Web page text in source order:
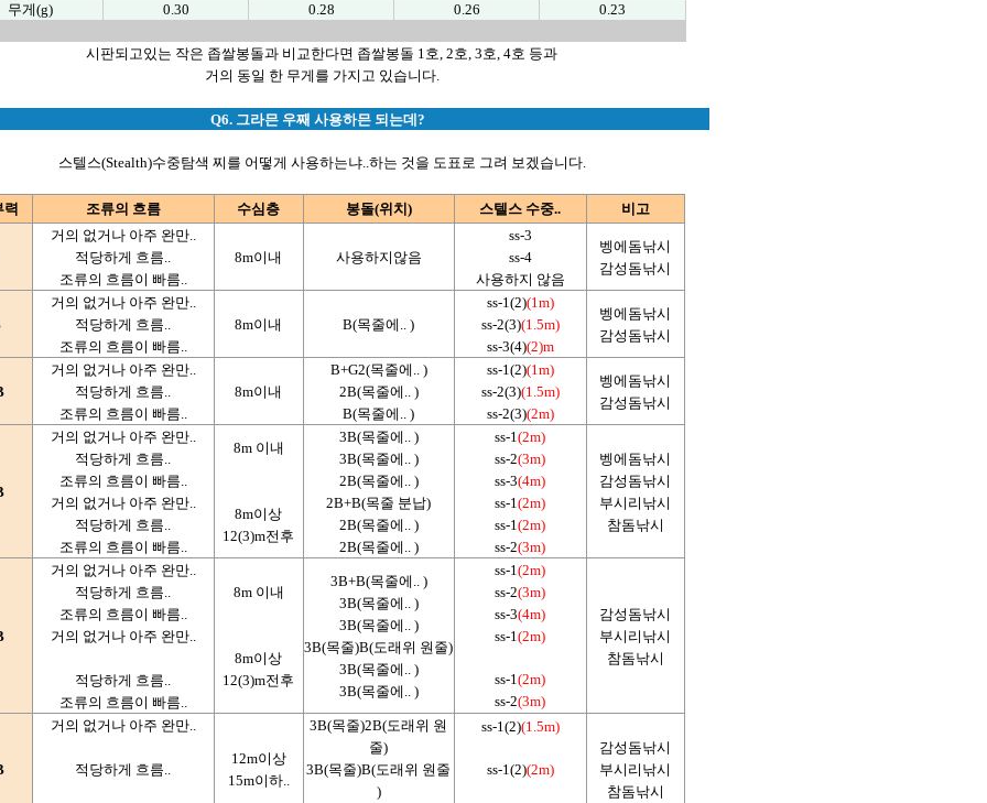
무게(g)
0.30 0.28 0.26 0.23
시판되고있는 작은 좁쌀봉돌과 비교한다면 좁쌀봉돌 1호, 2호, 3호, 4호 등과
거의 동일 한 무게를 가지고 있습니다.
Q6. 그라믄 우째 사용하믄 되는데?
스텔스(Stealth)수중탐색 찌를 어떻게 사용하는냐..하는 것을 도표로 그려 보겠습니다.
력 조류의 흐름 수심층 봉돌(위치) 스텔스 수중.. 비고
거의 없거나 아주 완만..
적당하게 흐름..
조류의 흐름이 빠름..
8m이내 사용하지않음
ss-3
ss-4
사용하지 않음
벵에돔낚시
감성돔낚시
거의 없거나 아주 완만..
적당하게 흐름..
조류의 흐름이 빠름..
8m이내 B(목줄에.. )
ss-1(2)(1m)
ss-2(3)(1.5m)
ss-3(4)(2)m
벵에돔낚시
감성돔낚시
거의 없거나 아주 완만..
적당하게 흐름..
조류의 흐름이 빠름..
8m이내
B+G2(목줄에.. )
2B(목줄에.. )
B(목줄에.. )
ss-1(2)(1m)
ss-2(3)(1.5m)
ss-2(3)(2m)
벵에돔낚시
감성돔낚시
거의 없거나 아주 완만..
적당하게 흐름..
조류의 흐름이 빠름..
거의 없거나 아주 완만..
적당하게 흐름..
조류의 흐름이 빠름..
8m 이내
8m이상
12(3)m전후
3B(목줄에.. )
3B(목줄에.. )
2B(목줄에.. )
2B+B(목줄 분납)
2B(목줄에.. )
2B(목줄에.. )
ss-1(2m)
ss-2(3m)
ss-3(4m)
ss-1(2m)
ss-1(2m)
ss-2(3m)
벵에돔낚시
감성돔낚시
부시리낚시
참돔낚시
거의 없거나 아주 완만..
적당하게 흐름..
조류의 흐름이 빠름..
거의 없거나 아주 완만..
적당하게 흐름..
조류의 흐름이 빠름..
8m 이내
8m이상
12(3)m전후
3B+B(목줄에.. )
3B(목줄에.. )
3B(목줄에.. )
3B(목줄)B(도래위 원줄)
3B(목줄에.. )
3B(목줄에.. )
ss-1(2m)
ss-2(3m)
ss-3(4m)
ss-1(2m)
ss-1(2m)
ss-2(3m)
감성돔낚시
부시리낚시
참돔낚시
거의 없거나 아주 완만..
적당하게 흐름..
12m이상
15m이하..
3B(목줄)2B(도래위 원
줄)
3B(목줄)B(도래위 원줄
)
ss-1(2)(1.5m)
ss-1(2)(2m)
감성돔낚시
부시리낚시
참돔낚시